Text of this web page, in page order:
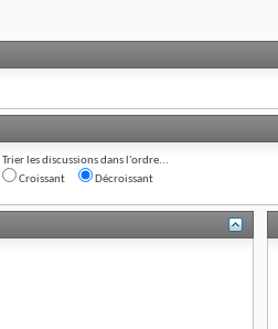
Trier les discussions dans l'ordre...
Croissant
Décroissant